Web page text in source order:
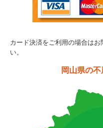
カード決済をご利用の場合は
い。
岡山県の